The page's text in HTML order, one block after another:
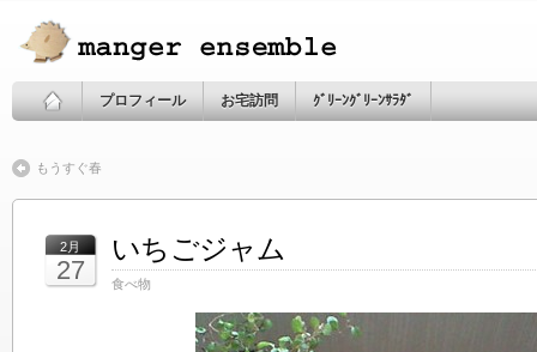
プロフィール お宅訪問 ｸﾞﾘｰﾝｸﾞﾘｰﾝｻﾗﾀﾞ
もうすぐ春
2月
27
いちごジャム
食べ物